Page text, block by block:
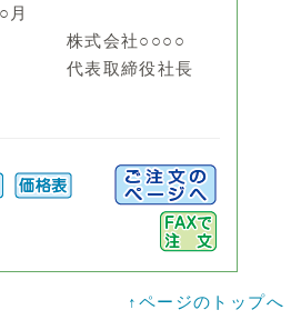
社○○○○
締役社長
↑ページのトップへ